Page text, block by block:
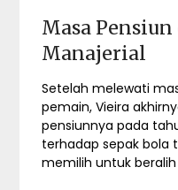
Masa
Manajerial
Setelah melewati
pemain, Vieira
pensiunnya pada
terhadap sepak bola
memilih untuk